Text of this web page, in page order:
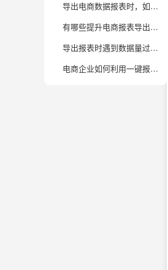
导出电商数据报表时，如何保证数据准确性和完整性？
有哪些提升电商报表导出效率的实用技巧？
导出报表时遇到数据量过大或报表格式错乱怎么办？
电商企业如何利用一键报表导出优化业务决策？